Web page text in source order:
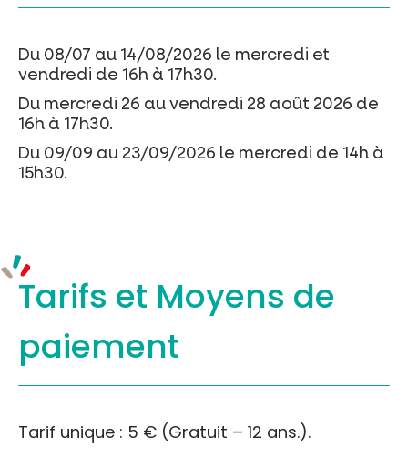
Du 08/07 au 14/08/2026 le mercredi et
vendredi de 16h à 17h30.
Du mercredi 26 au vendredi 28 août 2026 de
16h à 17h30.
Du 09/09 au 23/09/2026 le mercredi de 14h à
15h30.
Tarifs et Moyens de
paiement
Tarif unique : 5 € (Gratuit – 12 ans.).